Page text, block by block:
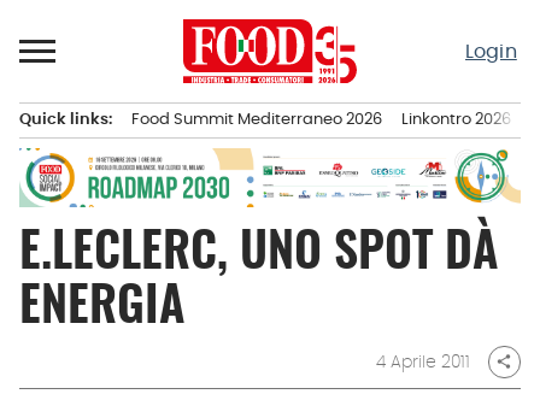
al
Login
principale
Quick links: Food Summit Mediterraneo 2026 Linkontro 2026
E.LECLERC, UNO SPOT DÀ
ENERGIA
4 Aprile 2011 share